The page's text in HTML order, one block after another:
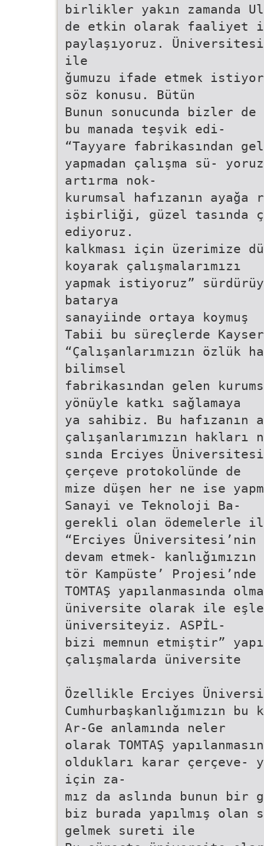
birlikler yakın zamanda
de etkin olarak faaliyet
paylaşıyoruz.
ile
ğumuzu ifade etmek
söz konusu. Bütün
Bunun sonucunda bizler
bu manada teşvik edi-
“Tayyare fabrikasından
yapmadan çalışma sü-
artırma nok-
kurumsal hafızanın
işbirliği, güzel tasında
ediyoruz.
kalkması için üzerimize
koyarak çalışmalarımızı
yapmak istiyoruz”
batarya
sanayiinde ortaya koymuş
Tabii bu süreçlerde
“Çalışanlarımızın özlük
bilimsel
fabrikasından gelen
yönüyle katkı sağlamaya
ya sahibiz. Bu hafızanın
çalışanlarımızın hakları
sında Erciyes
çerçeve protokolünde de
mize düşen her ne ise
Sanayi ve Teknoloji Ba-
gerekli olan
“Erciyes Üniversitesi’nin
devam etmek-
tör Kampüste’ Projesi’nde
TOMTAŞ yapılanmasında
üniversite olarak ile
üniversiteyiz. ASPİL-
bizi memnun etmiştir”
çalışmalarda üniversite
Özellikle Erciyes
Cumhurbaşkanlığımızın
Ar-Ge anlamında neler
olarak TOMTAŞ
oldukları karar çerçeve-
için za-
mız da aslında bunun
biz burada yapılmış olan
gelmek sureti ile